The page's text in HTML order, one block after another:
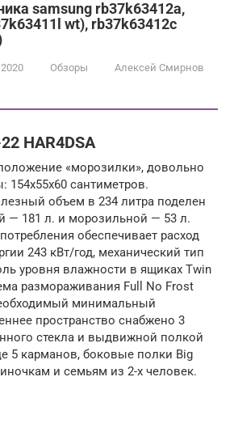
samsung rb37k63412a,
wt), rb37k63412c
Обзоры Алексей Смирнов
HAR4DSA
«морозилки», довольно
154х55х60 сантиметров.
объем в 234 литра поделен
— 181 л. и морозильной — 53 л.
обеспечивает расход
243 кВт/год, механический тип
уровня влажности в ящиках Twin
размораживания Full No Frost
минимальный
пространство снабжено 3
стекла и выдвижной полкой
5 карманов, боковые полки Big
и семьям из 2-х человек.